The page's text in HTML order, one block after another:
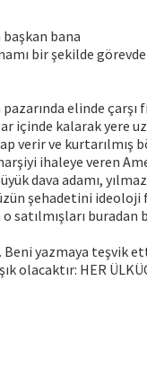
bana
bir şekilde
elinde
içinde kalarak yere
verir ve kurtarılmış
ihaleye veren
dava adamı,
şehadetini
satılmışları buradan
yazmaya teşvik
olacaktır: HER